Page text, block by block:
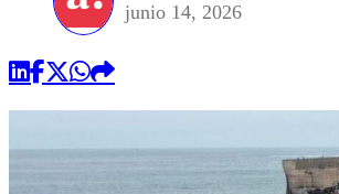
junio 14, 2026